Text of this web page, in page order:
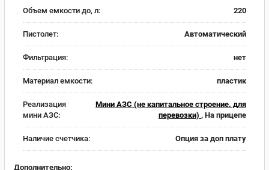
Объем емкости до, л: 220
Пистолет: Автоматический
Фильтрация: нет
Материал емкости: пластик
Реализация
мини АЗС:
Мини АЗС (не капитальное строение. для
перевозки) , На прицепе
Наличие счетчика: Опция за доп плату
Дополнительно: